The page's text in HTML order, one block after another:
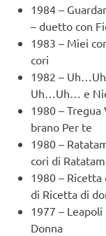
1984 –
– duetto con
1983 – Miei
cori
1982 –
Uh…Uh… e
1980 – Tregua
brano Per te
1980 –
cori di
1980 – Ricetta
di Ricetta di
1977 –
Donna